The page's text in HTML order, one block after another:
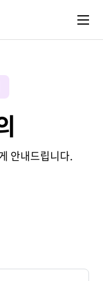
안내드립니다.